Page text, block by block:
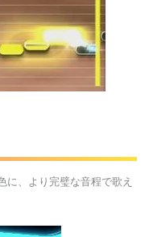
に、より完璧な音程で歌え